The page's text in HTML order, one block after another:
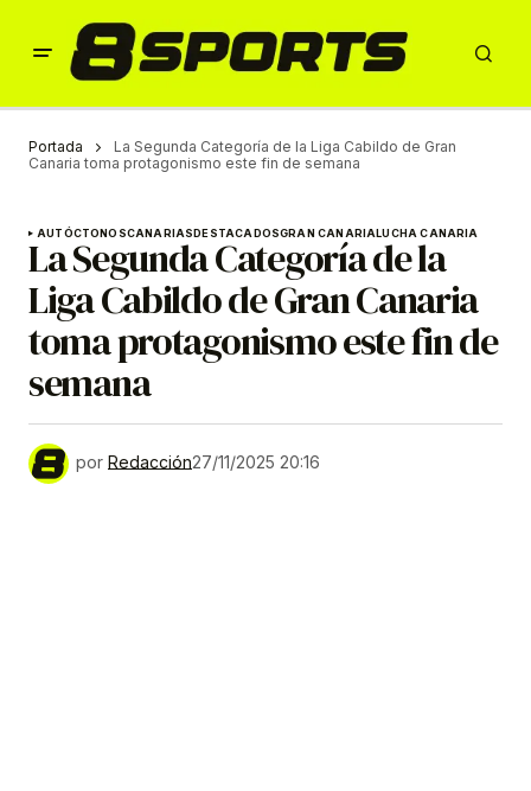
Portada
La Segunda Categoría de la Liga Cabildo de Gran
Canaria toma protagonismo este fin de semana
AUTÓCTONOSCANARIASDESTACADOSGRAN CANARIALUCHA CANARIA
La Segunda Categoría de la
Liga Cabildo de Gran Canaria
toma protagonismo este fin de
semana
por Redacción27/11/2025 20:16